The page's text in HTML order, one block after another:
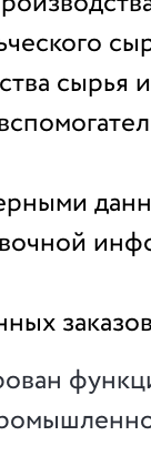
сырья